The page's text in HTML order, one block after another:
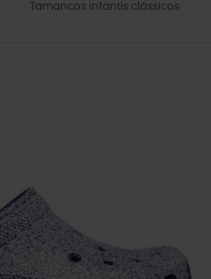
Tamancos infantis clássicos